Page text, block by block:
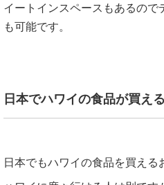
イートインスペースもあるの
も可能です。
日本でハワイの食品が買え
日本でもハワイの食品を買える